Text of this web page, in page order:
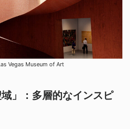
Vegas Museum of Art
域」：多層的なインスピ